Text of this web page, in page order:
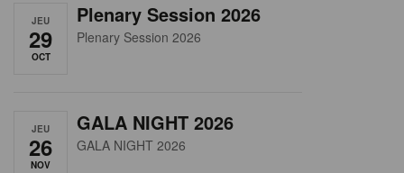
JEU
29
OCT
Plenary Session 2026
Plenary Session 2026
JEU
26
NOV
GALA NIGHT 2026
GALA NIGHT 2026